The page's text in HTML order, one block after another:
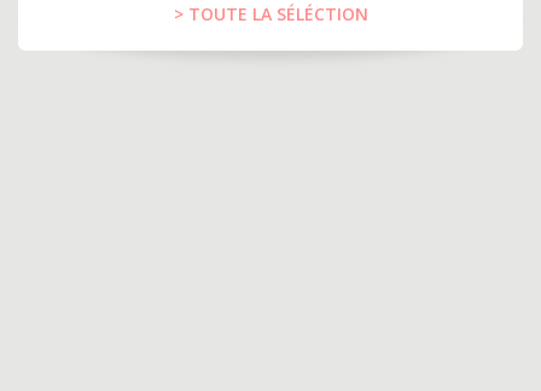
> TOUTE LA SÉLÉCTION